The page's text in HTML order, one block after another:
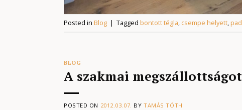
Posted in Blog | Tagged bontott tégla, csempe helyett,
BLOG
A szakmai
POSTED ON 2012.03.07. BYTAMÁS TÓTH